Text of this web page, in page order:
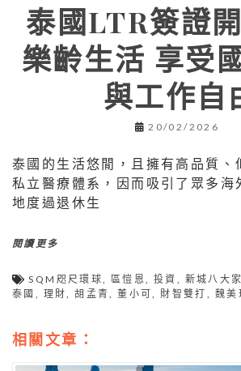
泰國LTR簽證
樂齡生活 享受
與工作自
20/02/2026
泰國的生活悠閒，且擁有高品質、
私立醫療體系，因而吸引了眾多海
地度過退休生
閱讀更多
SQM咫尺環球 ,區愷恩 ,投資 新城八大家
泰國
理財 ,胡孟青 ,董小可 財智雙打 魏美
相關文章：